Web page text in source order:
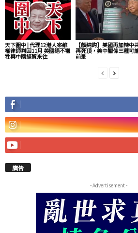
天下圍中 | 代理12港人案維
權律師判囚11月 英國絕不犧
牲與中國經貿來往
【顏純鈎】美國再加辣中
再死頂，美中關係三種可
前景
廣告
- Advertisement -